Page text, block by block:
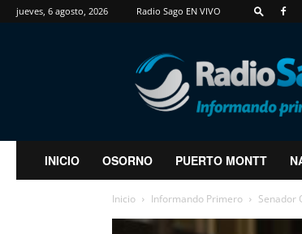
jueves, 6 agosto, 2026 Radio Sago EN VIVO
RadioSago
INICIO OSORNO PUERTO MONTT
Inicio Informando Primero Senador